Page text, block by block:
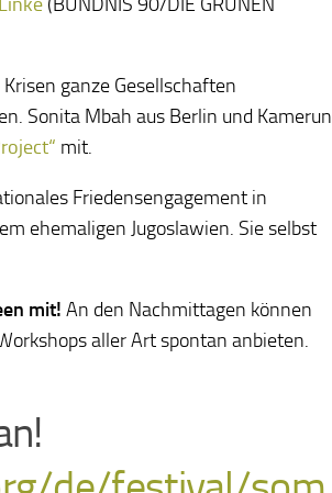
ganze Gesellschaften
Sonita Mbah aus Berlin und Kamerun
mit.
Friedensengagement in
ehemaligen Jugoslawien. Sie selbst
mit! An den Nachmittagen können
aller Art spontan anbieten.